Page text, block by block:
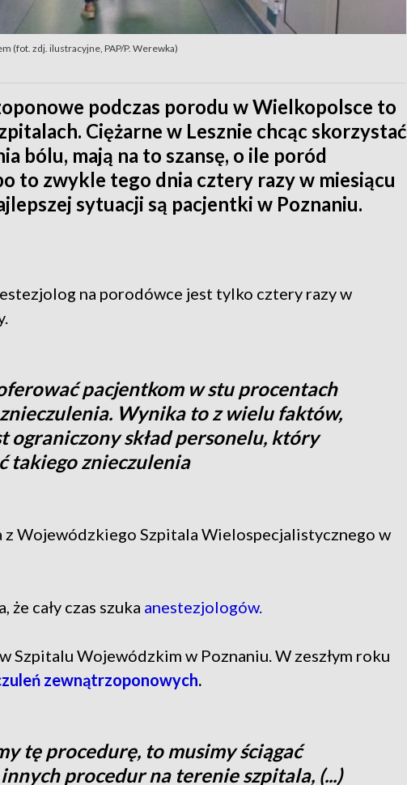
(fot. zdj. ilustracyjne, PAP/P. Werewka)
podczas porodu w Wielkopolsce to
Ciężarne w Lesznie chcąc skorzystać
bólu, mają na to szansę, o ile poród
to zwykle tego dnia cztery razy w miesiącu
sytuacji są pacjentki w Poznaniu.
na porodówce jest tylko cztery razy w
pacjentkom w stu procentach
Wynika to z wielu faktów,
ograniczony skład personelu, który
takiego znieczulenia
z Wojewódzkiego Szpitala Wielospecjalistycznego w
cały czas szuka anestezjologów.
Szpitalu Wojewódzkim w Poznaniu. W zeszłym roku
zewnątrzoponowych.
tę procedurę, to musimy ściągać
procedur na terenie szpitala, (...)